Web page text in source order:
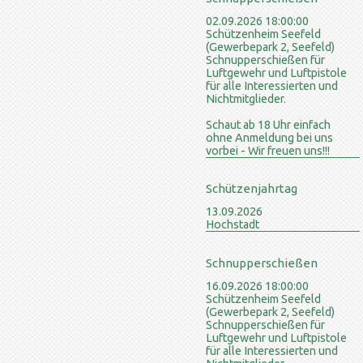
02.09.2026 18:00:00
Schützenheim Seefeld
(Gewerbepark 2, Seefeld)
Schnupperschießen für
Luftgewehr und Luftpistole
für alle Interessierten und
Nichtmitglieder.
Schaut ab 18 Uhr einfach
ohne Anmeldung bei uns
vorbei - Wir freuen uns!!!
Schützenjahrtag
13.09.2026
Hochstadt
Schnupperschießen
16.09.2026 18:00:00
Schützenheim Seefeld
(Gewerbepark 2, Seefeld)
Schnupperschießen für
Luftgewehr und Luftpistole
für alle Interessierten und